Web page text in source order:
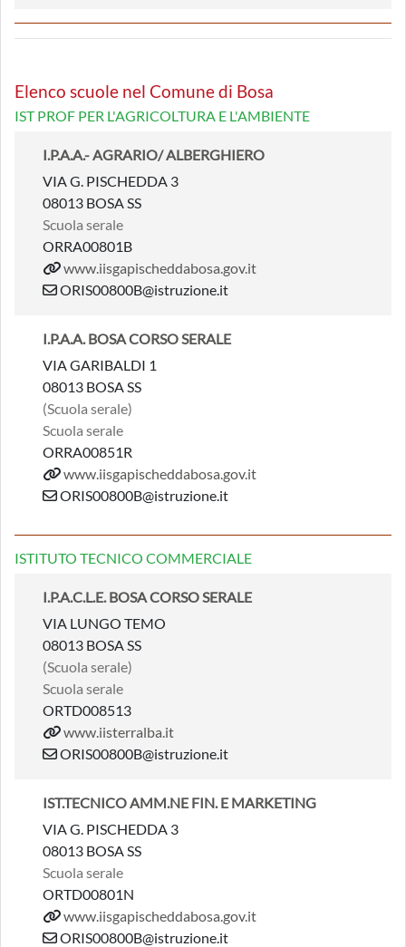
Elenco scuole nel Comune di Bosa
IST PROF PER L'AGRICOLTURA E L'AMBIENTE
I.P.A.A.- AGRARIO/ ALBERGHIERO
VIA G. PISCHEDDA 3
08013 BOSA SS
Scuola serale
ORRA00801B
www.iisgapischeddabosa.gov.it
ORIS00800B@istruzione.it
I.P.A.A. BOSA CORSO SERALE
VIA GARIBALDI 1
08013 BOSA SS
(Scuola serale)
Scuola serale
ORRA00851R
www.iisgapischeddabosa.gov.it
ORIS00800B@istruzione.it
ISTITUTO TECNICO COMMERCIALE
I.P.A.C.L.E. BOSA CORSO SERALE
VIA LUNGO TEMO
08013 BOSA SS
(Scuola serale)
Scuola serale
ORTD008513
www.iisterralba.it
ORIS00800B@istruzione.it
IST.TECNICO AMM.NE FIN. E MARKETING
VIA G. PISCHEDDA 3
08013 BOSA SS
Scuola serale
ORTD00801N
www.iisgapischeddabosa.gov.it
ORIS00800B@istruzione.it